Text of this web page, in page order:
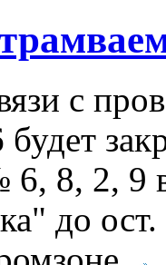
с
8, 2, 9 в
до